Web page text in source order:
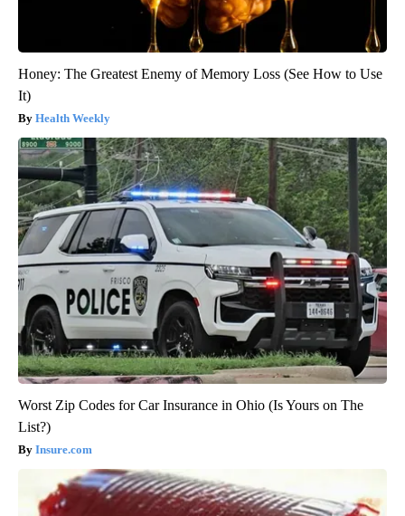
Honey: The Greatest Enemy of Memory Loss (See How to Use
It)
Health Weekly
Worst Zip Codes for Car Insurance in Ohio (Is Yours on The
List?)
Insure.com